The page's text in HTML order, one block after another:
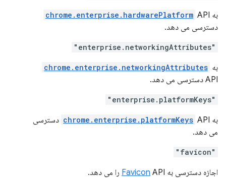
به chrome.enterprise.hardwarePlatform API
دسترسی می دهد.
"enterprise.networkingAttributes"
به chrome.enterprise.networkingAttributes
API دسترسی می دهد.
"enterprise.platformKeys"
به chrome.enterprise.platformKeys API دسترسی
می دهد.
"favicon"
اجازه دسترسی به Favicon API را می دهد.